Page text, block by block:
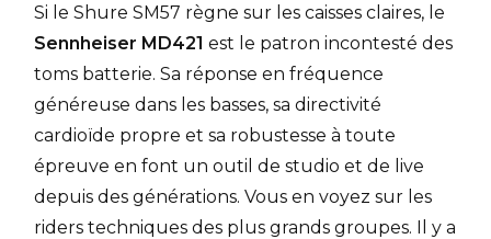
Si le Shure SM57 règne sur les caisses claires, le
Sennheiser MD421 est le patron incontesté des
toms batterie. Sa réponse en fréquence
généreuse dans les basses, sa directivité
cardioïde propre et sa robustesse à toute
épreuve en font un outil de studio et de live
depuis des générations. Vous en voyez sur les
riders techniques des plus grands groupes. Il y a